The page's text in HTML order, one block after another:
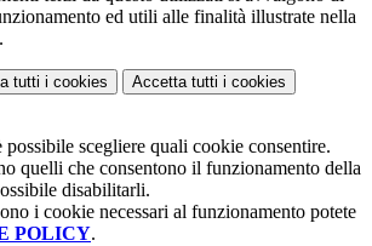
ed utili alle finalità illustrate nella
.
tutti i cookies Accetta tutti i cookies
possibile scegliere quali cookie consentire.
quelli che consentono il funzionamento della
disabilitarli.
i cookie necessari al funzionamento potete
POLICY.